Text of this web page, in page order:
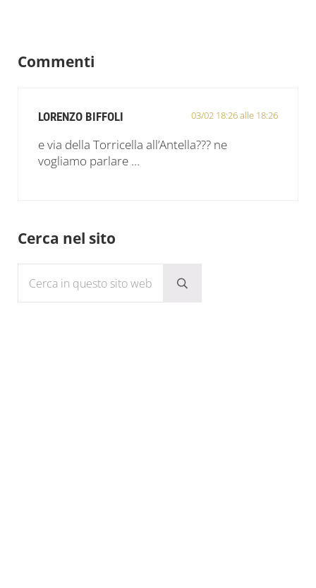
Commenti
LORENZO BIFFOLI 03/02 18:26 alle 18:26
e via della Torricella all’Antella??? ne
vogliamo parlare …
Sidebar
Cerca nel sito
Submit search